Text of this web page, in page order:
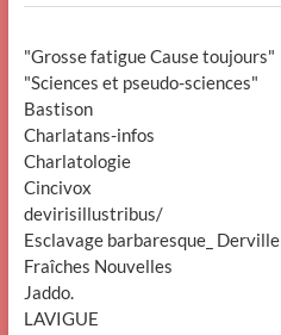
"Grosse fatigue Cause toujours"
"Sciences et pseudo-sciences"
Bastison
Charlatans-infos
Charlatologie
Cincivox
devirisillustribus/
Esclavage barbaresque_ Derville
Fraîches Nouvelles
Jaddo.
LAVIGUE